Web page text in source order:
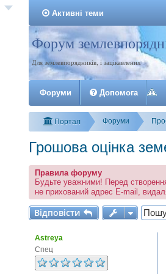
Активні теми
Реєстрація
Форум
Для землевпорядників, і зацікавлених
Форуми Допомога
Портал Форуми
Грошова оцінка
Правила форуму
Будьте уважними! Перед
не прихований адрес E-mail,
Відповісти
Відповісти
Astreya
Спец